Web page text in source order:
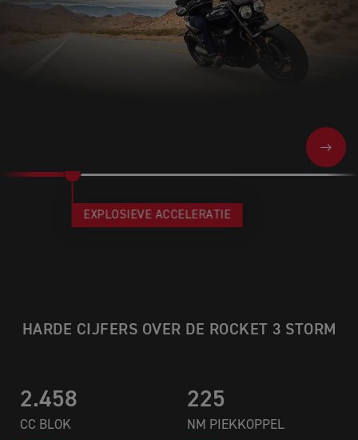
NEXT
EXPLOSIEVE ACCELERATIE
HARDE CIJFERS OVER DE ROCKET 3 STORM
2.458
CC BLOK
225
NM PIEKKOPPEL